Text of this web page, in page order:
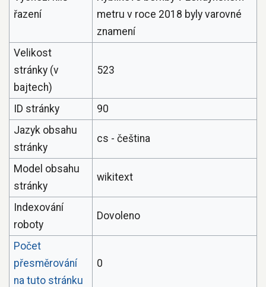
řazení
metru v roce 2018 byly varovné
znamení
Velikost
stránky (v
bajtech)
523
ID stránky
90
Jazyk obsahu
stránky
cs - čeština
Model obsahu
stránky
wikitext
Indexování
roboty
Dovoleno
Počet
přesměrování
na tuto stránku
0